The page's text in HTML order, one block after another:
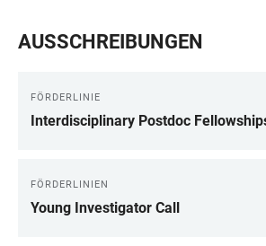
AUSSCHREIBUNGEN
FÖRDERLINIE
Interdisciplinary Postdoc
FÖRDERLINIEN
Young Investigator Call